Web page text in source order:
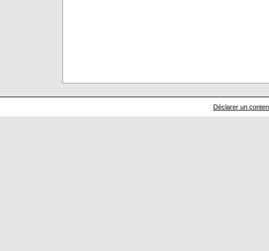
Déclarer un